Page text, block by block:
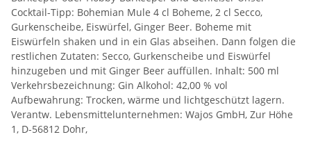
Cocktail-Tipp: Bohemian Mule 4 cl Boheme, 2 cl Secco,
Gurkenscheibe, Eiswürfel, Ginger Beer. Boheme mit
Eiswürfeln shaken und in ein Glas abseihen. Dann folgen die
restlichen Zutaten: Secco, Gurkenscheibe und Eiswürfel
hinzugeben und mit Ginger Beer auffüllen. Inhalt: 500 ml
Verkehrs­bezeichnung: Gin Alkohol: 42,00 % vol
Aufbewahrung: Trocken, wärme und lichtgeschützt lagern.
Verantw. Lebensmittel­unternehmen: Wajos GmbH, Zur Höhe
1, D-56812 Dohr,